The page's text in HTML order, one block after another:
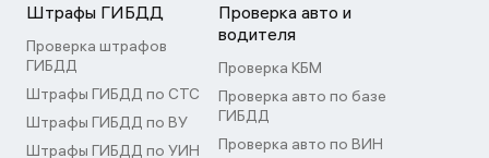
Штрафы ГИБДД
Проверка штрафов
ГИБДД
Штрафы ГИБДД по СТС
Штрафы ГИБДД по ВУ
Штрафы ГИБДД по УИН
Проверка авто и
водителя
Проверка КБМ
Проверка авто по базе
ГИБДД
Проверка авто по ВИН